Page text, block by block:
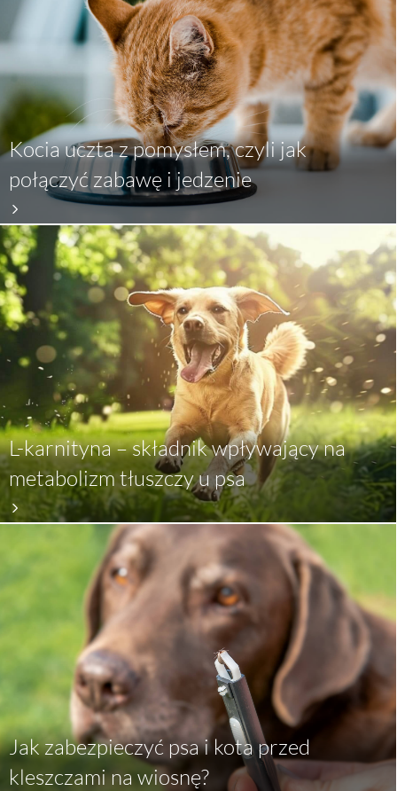
Kocia uczta z pomysłem, czyli jak
połączyć zabawę i jedzenie
L-karnityna – składnik wpływający na
metabolizm tłuszczy u psa
Jak zabezpieczyć psa i kota przed
kleszczami na wiosnę?